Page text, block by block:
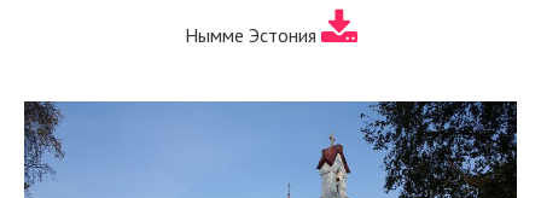
Нымме Эстония